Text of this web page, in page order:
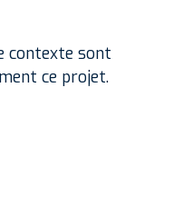
contexte sont
ce projet.